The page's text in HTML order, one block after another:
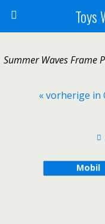
Toys
Summer Waves Frame
« vorherige in
Mobil